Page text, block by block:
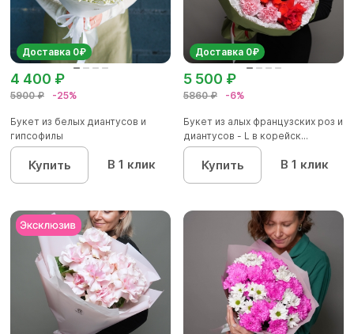
Доставка 0₽
5900 ₽ -25%
4 400 ₽
Букет из белых диантусов и
гипсофилы
Купить В 1 клик
Доставка 0₽
5860 ₽ -6%
5 500 ₽
Букет из алых французских роз и
диантусов - L в корейск...
Купить В 1 клик